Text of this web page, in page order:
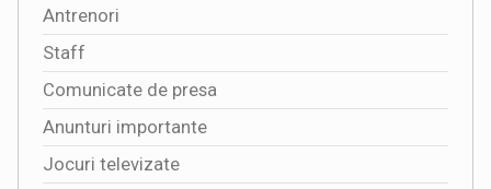
Antrenori
Staff
Comunicate de presa
Anunturi importante
Jocuri televizate